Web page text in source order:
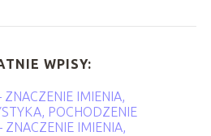
WPISY:
ZNACZENIE IMIENIA,
POCHODZENIE
ZNACZENIE IMIENIA,